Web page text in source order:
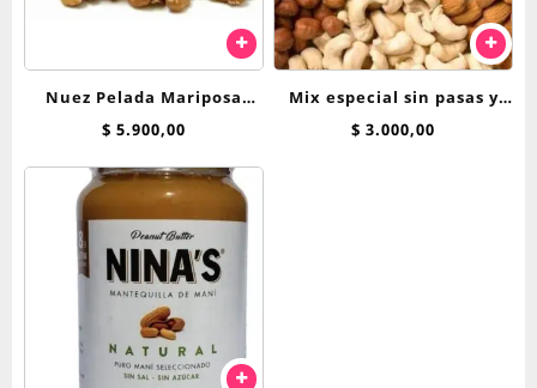
Nuez Pelada Mariposa
Extra Light OFERTA 250Grs
$ 5.900,00
Mix especial sin pasas y
sin mani 100 grs
$ 3.000,00